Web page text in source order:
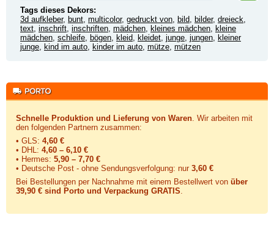
Tags dieses Dekors:
3d aufkleber, bunt, multicolor, gedruckt von, bild, bilder, dreieck,
text, inschrift, inschriften, mädchen, kleines mädchen, kleine
mädchen, schleife, bögen, kleid, kleidet, junge, jungen, kleiner
junge, kind im auto, kinder im auto, mütze, mützen
Schnelle Produktion und Lieferung von Waren. Wir arbeiten mit
den folgenden Partnern zusammen:
• GLS: 4,60 €
• DHL: 4,60 – 6,10 €
• Hermes: 5,90 – 7,70 €
• Deutsche Post - ohne Sendungsverfolgung: nur 3,60 €
Bei Bestellungen per Nachnahme mit einem Bestellwert von über
39,90 € sind Porto und Verpackung GRATIS.